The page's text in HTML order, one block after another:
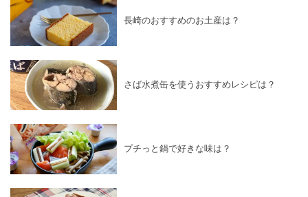
長崎のおすすめのお土産は？
さば水煮缶を使うおすすめレシピは？
プチっと鍋で好きな味は？